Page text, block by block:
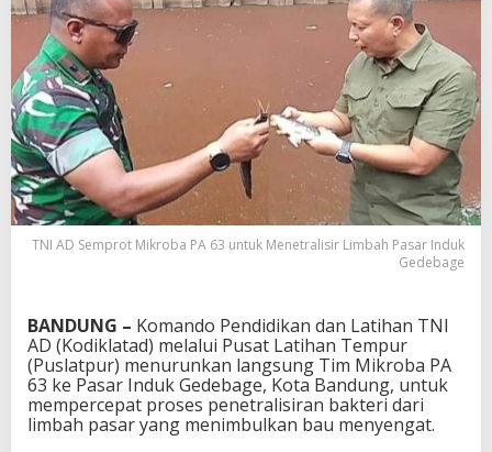
TNI AD Semprot Mikroba PA 63 untuk Menetralisir Limbah Pasar Induk
Gedebage
BANDUNG – Komando Pendidikan dan Latihan TNI
AD (Kodiklatad) melalui Pusat Latihan Tempur
(Puslatpur) menurunkan langsung Tim Mikroba PA
63 ke Pasar Induk Gedebage, Kota Bandung, untuk
mempercepat proses penetralisiran bakteri dari
limbah pasar yang menimbulkan bau menyengat.